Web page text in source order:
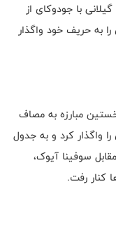
با جودوکای از
را به حریف خود واگذار
نخستین مبارزه به مصاف
واگذار کرد و به جدول
سوفینا آیوک،
کنار رفت.